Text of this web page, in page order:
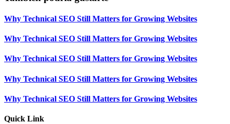
Why Technical SEO Still Matters for Growing Websites
Why Technical SEO Still Matters for Growing Websites
Why Technical SEO Still Matters for Growing Websites
Why Technical SEO Still Matters for Growing Websites
Why Technical SEO Still Matters for Growing Websites
Quick Link